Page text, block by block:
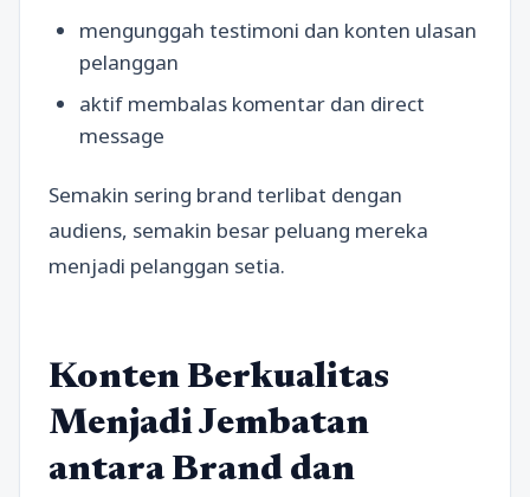
mengunggah testimoni dan konten ulasan
pelanggan
aktif membalas komentar dan direct
message
Semakin sering brand terlibat dengan
audiens, semakin besar peluang mereka
menjadi pelanggan setia.
Konten Berkualitas
Menjadi Jembatan
antara Brand dan